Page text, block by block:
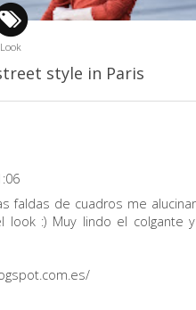
Look
style in Paris
faldas de cuadros me
look :) Muy lindo el colgante